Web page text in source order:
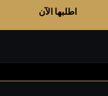
اطلبها الآن